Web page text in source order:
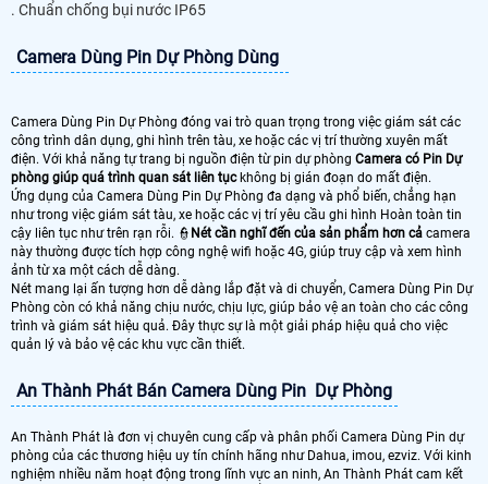
. Chuẩn chống bụi nước IP65
Camera Dùng Pin Dự Phòng Dùng
Camera Dùng Pin Dự Phòng đóng vai trò quan trọng trong việc giám sát các
công trình dân dụng, ghi hình trên tàu, xe hoặc các vị trí thường xuyên mất
điện. Với khả năng tự trang bị nguồn điện từ pin dự phòng Camera có Pin Dự
phòng giúp quá trình quan sát liên tục không bị gián đoạn do mất điện.
Ứng dụng của Camera Dùng Pin Dự Phòng đa dạng và phổ biến, chẳng hạn
như trong việc giám sát tàu, xe hoặc các vị trí yêu cầu ghi hình Hoàn toàn tin
cậy liên tục như trên rạn rỗi. 👮 Nét cần nghĩ đến của sản phẩm hơn cả camera
này thường được tích hợp công nghệ wifi hoặc 4G, giúp truy cập và xem hình
ảnh từ xa một cách dễ dàng.
Nét mang lại ấn tượng hơn dễ dàng lắp đặt và di chuyển, Camera Dùng Pin Dự
Phòng còn có khả năng chịu nước, chịu lực, giúp bảo vệ an toàn cho các công
trình và giám sát hiệu quả. Đây thực sự là một giải pháp hiệu quả cho việc
quản lý và bảo vệ các khu vực cần thiết.
An Thành Phát Bán Camera Dùng Pin Dự Phòng
An Thành Phát là đơn vị chuyên cung cấp và phân phối Camera Dùng Pin dự
phòng của các thương hiệu uy tín chính hãng như Dahua, imou, ezviz. Với kinh
nghiệm nhiều năm hoạt động trong lĩnh vực an ninh, An Thành Phát cam kết